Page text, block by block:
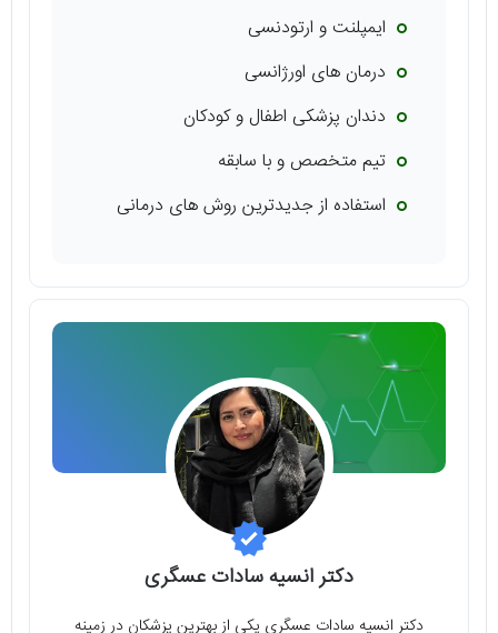
ایمپلنت و ارتودنسی
درمان های اورژانسی
دندان پزشکی اطفال و کودکان
تیم متخصص و با سابقه
استفاده از جدیدترین روش های درمانی
دکتر انسیه سادات عسگری
دکتر انسیه سادات عسگری یکی از بهترین پزشکان در زمینه